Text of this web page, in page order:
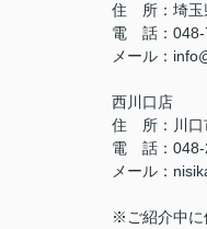
住 所： 埼
電 話：048-
メール：
西川口店
住 所： 川
電 話：048-
メール ：
※ご紹介中に